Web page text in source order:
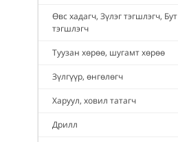
Өвс хадагч, Зүлэг тэгшлэгч, Бут
тэгшлэгч
Туузан хөрөө, шугамт хөрөө
Зүлгүүр, өнгөлөгч
Харуул, ховил татагч
Дрилл